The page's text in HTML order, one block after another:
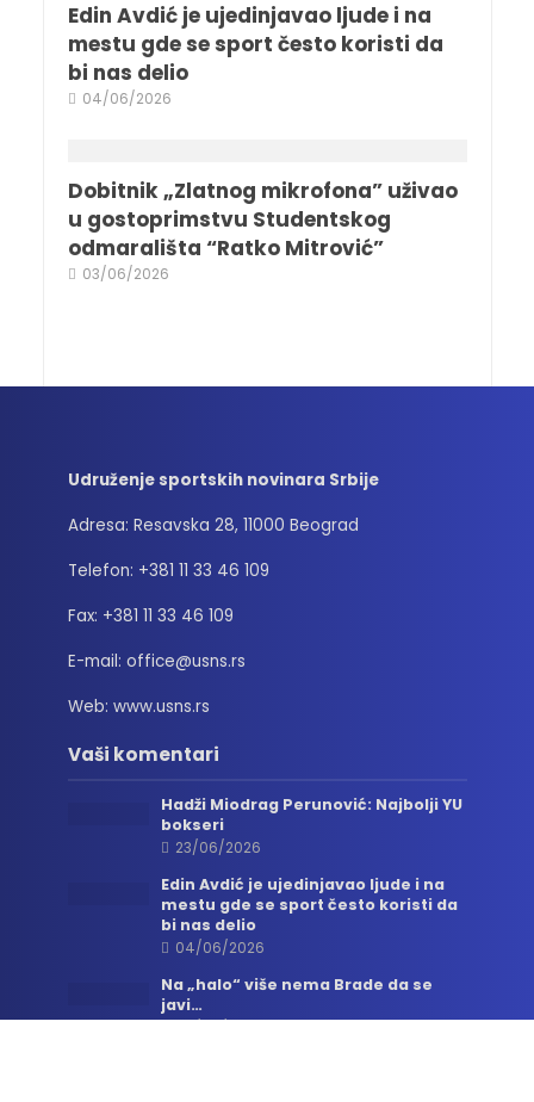
Edin Avdić je ujedinjavao ljude i na
mestu gde se sport često koristi da
bi nas delio
04/06/2026
Dobitnik „Zlatnog mikrofona” uživao
u gostoprimstvu Studentskog
odmarališta “Ratko Mitrović”
03/06/2026
Udruženje sportskih novinara Srbije
Adresa: Resavska 28, 11000 Beograd
Telefon: +381 11 33 46 109
Fax: +381 11 33 46 109
E-mail: office@usns.rs
Web: www.usns.rs
Vaši komentari
Hadži Miodrag Perunović: Najbolji YU
bokseri
23/06/2026
Edin Avdić je ujedinjavao ljude i na
mestu gde se sport često koristi da
bi nas delio
04/06/2026
Na „halo“ više nema Brade da se
javi…